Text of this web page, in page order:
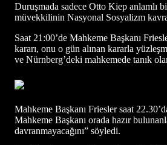
Duruşmada sadece Otto Kiep anlamlı
müvekkilinin Nasyonal Sosyalizm
Saat 21:00’de Mahkeme Başkanı
kararı, onu o gün alınan kararla
ve Nürnberg’deki mahkemede tanık
Mahkeme Başkanı Friesler saat
Mahkeme Başkanı orada hazır
davranmayacağını” söyledi.